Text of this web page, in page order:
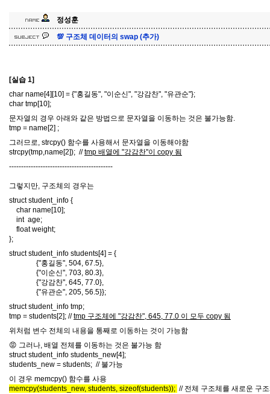
정성훈
💯 구조체 데이터의 swap (추가)
[실습 1]
char name[4][10] = {"홍길동", "이순신", "강감찬", "유관순"};
char tmp[10];
문자열의 경우 아래와 같은 방법으로 문자열을 이동하는 것은 불가능함.
tmp = name[2] ;
그러므로, strcpy() 함수를 사용해서 문자열을 이동해야함
strcpy(tmp,name[2]); //tmp 배열에 "강감찬"이 copy 됨
-------------------------------------------
그렇지만, 구조체의 경우는
struct student_info {
char name[10];
int age;
float weight;
};
struct student_info students[4] = {
{"홍길동", 504, 67.5},
{"이순신", 703, 80.3},
{"강감찬", 645, 77.0},
{"유관순", 205, 56.5}};
struct student_info tmp;
tmp = students[2]; //tmp 구조체에 "강감찬", 645, 77.0 이 모두 copy 됨
위처럼 변수 전체의 내용을 통째로 이동하는 것이 가능함
😡 그러나, 배열 전체를 이동하는 것은 불가능 함
struct student_info students_new[4];
students_new = students; // 불가능
이 경우 memcpy() 함수를 사용
memcpy(students_new, students, sizeof(students)); // 전체 구조체를 새로운 구